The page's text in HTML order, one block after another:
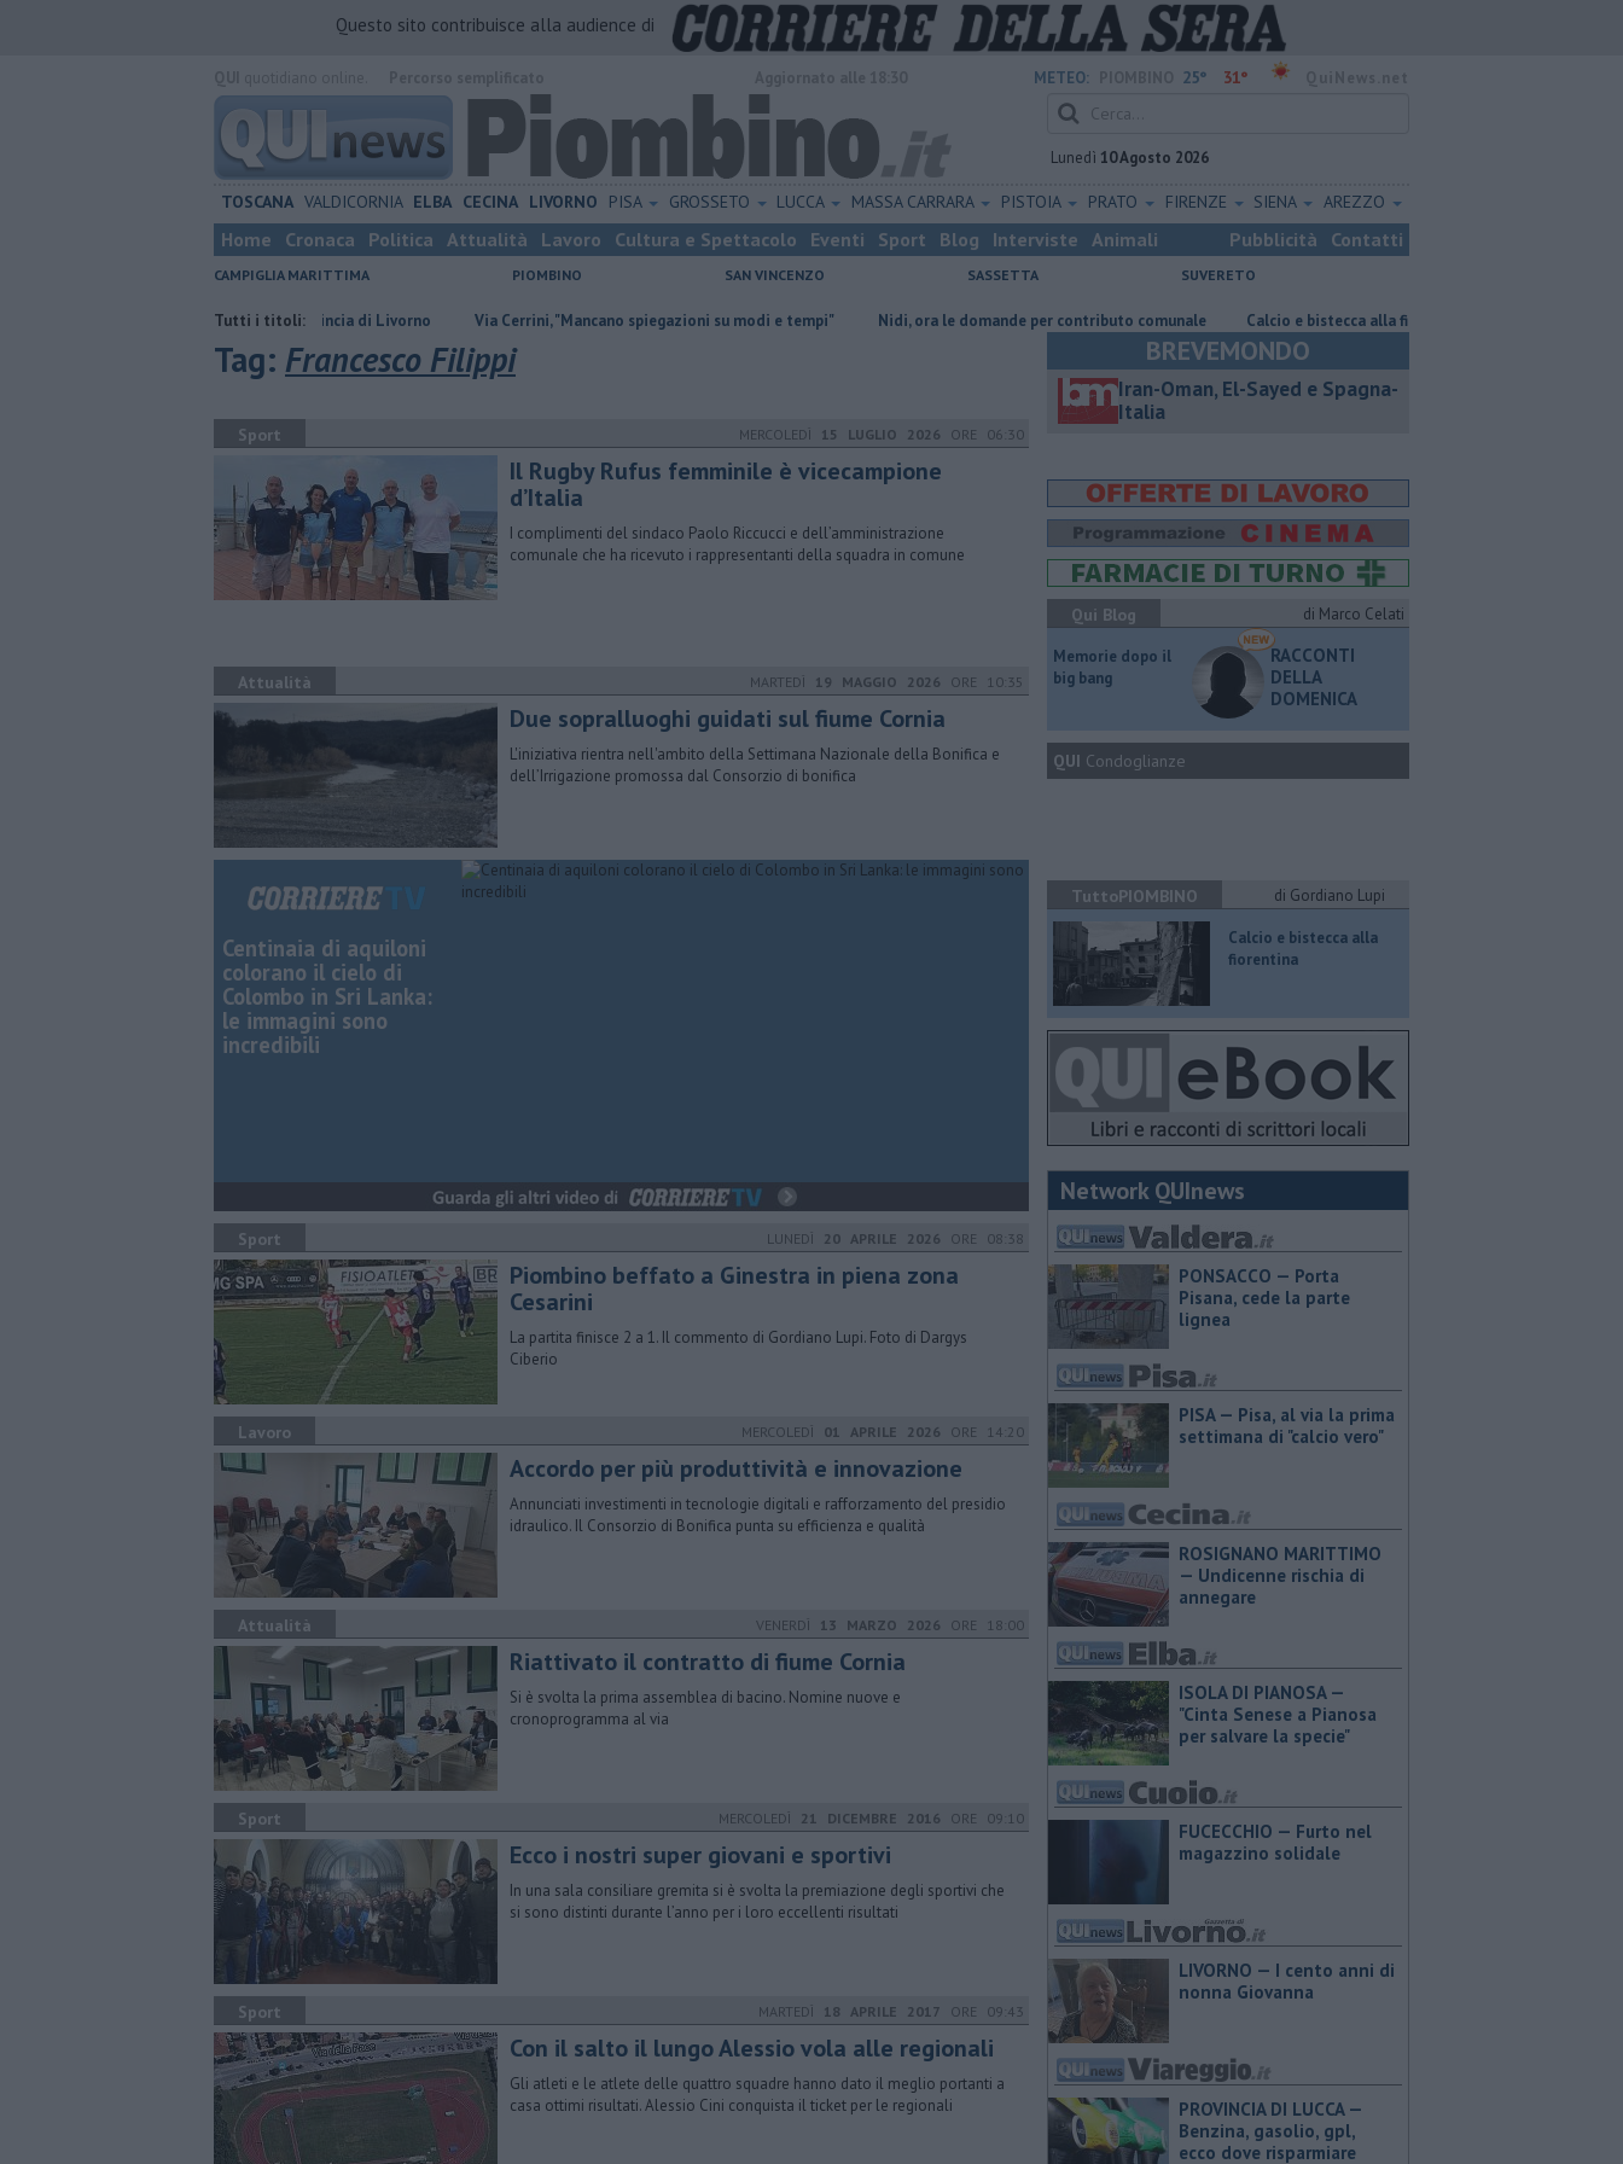
Questo sito contribuisce alla audience di
METEO: 25° 31°
Lunedì 10 Agosto 2026
TOSCANA VALDICORNIA ELBA CECINA LIVORNO PISA GROSSETO LUCCA MASSA CARRARA PISTOIA PRATO FIRENZE SIENA AREZZO
Home Cronaca Politica Attualità Lavoro Cultura e Spettacolo Eventi Sport Blog Interviste Animali Pubblicità Contatti
CAMPIGLIA MARITTIMA PIOMBINO SAN VINCENZO SASSETTA SUVERETO
Tutti i titoli:
le offerte di lavoro in provincia di Livorno Via Cerrini, "Mancano spiegazioni su modi e tempi" Nidi, ora le domande per contributo comunale Calcio e bistecca alla fiorentina ​Tutte le offerte di lavoro in
Tag: Francesco Filippi
Sport MERCOLEDÌ 15 LUGLIO 2026 ORE 06:30
Il Rugby Rufus femminile è vicecampione
d’Italia
I complimenti del sindaco Paolo Riccucci e dell’amministrazione
comunale che ha ricevuto i rappresentanti della squadra in comune
Attualità MARTEDÌ 19 MAGGIO 2026 ORE 10:35
Due sopralluoghi guidati sul fiume Cornia
L'iniziativa rientra nell'ambito della Settimana Nazionale della Bonifica e
dell’Irrigazione promossa dal Consorzio di bonifica
Centinaia di aquiloni
colorano il cielo di
Colombo in Sri Lanka:
le immagini sono
incredibili
Sport LUNEDÌ 20 APRILE 2026 ORE 08:38
Piombino beffato a Ginestra in piena zona
Cesarini
La partita finisce 2 a 1. Il commento di Gordiano Lupi. Foto di Dargys
Ciberio
Lavoro MERCOLEDÌ 01 APRILE 2026 ORE 14:20
Accordo per più produttività e innovazione
Annunciati investimenti in tecnologie digitali e rafforzamento del presidio
idraulico. Il Consorzio di Bonifica punta su efficienza e qualità
Attualità VENERDÌ 13 MARZO 2026 ORE 18:00
Riattivato il contratto di fiume Cornia
Si è svolta la prima assemblea di bacino. Nomine nuove e
cronoprogramma al via
Sport MERCOLEDÌ 21 DICEMBRE 2016 ORE 09:10
Ecco i nostri super giovani e sportivi
In una sala consiliare gremita si è svolta la premiazione degli sportivi che
si sono distinti durante l’anno per i loro eccellenti risultati
Sport MARTEDÌ 18 APRILE 2017 ORE 09:43
Con il salto il lungo Alessio vola alle regionali
Gli atleti e le atlete delle quattro squadre hanno dato il meglio portanti a
casa ottimi risultati. Alessio Cini conquista il ticket per le regionali
BREVEMONDO
Iran-Oman, El-Sayed e Spagna-
Italia
Qui Blog di Marco Celati
Memorie dopo il
big bang
RACCONTI
DELLA
DOMENICA
QUI Condoglianze
TuttoPIOMBINO di Gordiano Lupi
Calcio e bistecca alla
fiorentina
Network QUInews
PONSACCO — Porta
Pisana, cede la parte
lignea
PISA — Pisa, al via la prima
settimana di "calcio vero"
ROSIGNANO MARITTIMO
— Undicenne rischia di
annegare
ISOLA DI PIANOSA —
"Cinta Senese a Pianosa
per salvare la specie"
FUCECCHIO — Furto nel
magazzino solidale
LIVORNO — I cento anni di
nonna Giovanna
PROVINCIA DI LUCCA — ​
Benzina, gasolio, gpl,
ecco dove risparmiare